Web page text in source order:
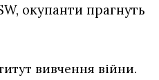
окупанти прагнуть
вивчення війни.